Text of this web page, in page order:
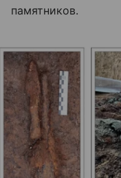
памятников.